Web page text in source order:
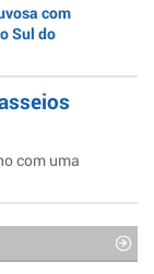
com
Sul do
com uma